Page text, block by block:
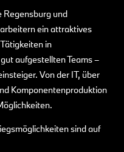
Regensburg und
ein attraktives
in
aufgestellten Teams –
Von der IT, über
Komponentenproduktion
sind auf